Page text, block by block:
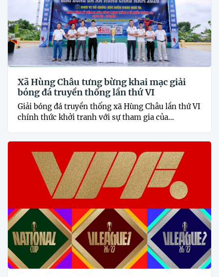
Xã Hùng Châu tưng bừng khai mạc giải
bóng đá truyền thống lần thứ VI
Giải bóng đá truyền thống xã Hùng Châu lần thứ VI
chính thức khởi tranh với sự tham gia của...